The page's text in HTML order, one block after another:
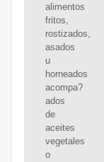
alimentos
fritos,
rostizados,
asados
u
horneados
acompa?
ados
de
aceites
vegetales
o